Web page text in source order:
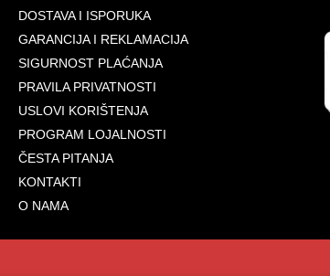
DOSTAVA I ISPORUKA
GARANCIJA I REKLAMACIJA
SIGURNOST PLAĆANJA
PRAVILA PRIVATNOSTI
USLOVI KORIŠTENJA
PROGRAM LOJALNOSTI
ČESTA PITANJA
KONTAKTI
O NAMA